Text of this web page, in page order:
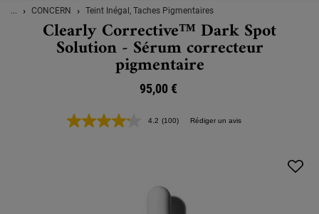
Contenu principal
... CONCERN Teint Inégal, Taches Pigmentaires
Clearly Corrective™ Dark Spot
Solution - Sérum correcteur
pigmentaire
95,00 €
4.2 Lire
même
page.
(100) Rédiger un avis